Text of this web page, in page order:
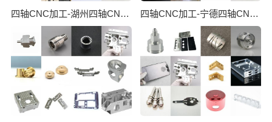
四轴CNC加工-湖州四轴CNC数控加工 四轴CNC加工-宁德四轴CNC数控加工